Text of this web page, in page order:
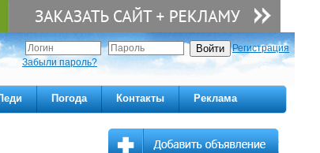
Регистрация
Забыли пароль?
Погода Контакты Реклама